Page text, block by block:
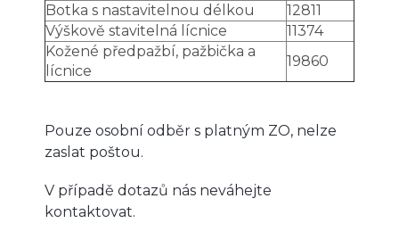
Botka s nastavitelnou délkou
12811
Výškově stavitelná lícnice
11374
Kožené předpažbí, pažbička a
lícnice
19860
Pouze osobní odběr s platným ZO, nelze
zaslat poštou.
V případě dotazů nás neváhejte
kontaktovat.